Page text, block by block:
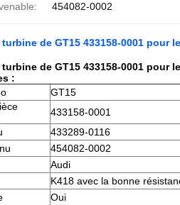
454082-0002
de GT15 433158-0001 pour
de GT15 433158-0001 pour
:
GT15
433158-0001
433289-0116
454082-0002
Audi
K418 avec la bonne
Oui